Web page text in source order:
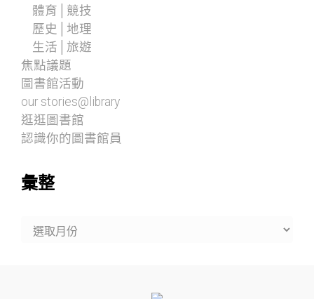
體育│競技
歷史│地理
生活│旅遊
焦點議題
圖書館活動
our stories@library
逛逛圖書館
認識你的圖書館員
彙整